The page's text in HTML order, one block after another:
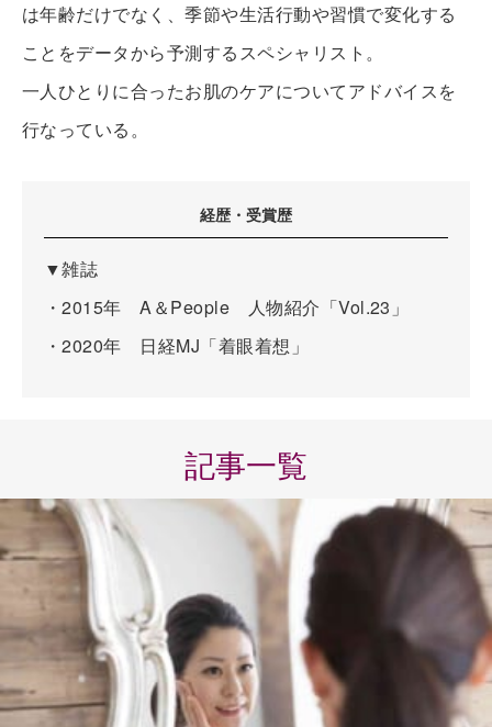
は年齢だけでなく、季節や生活行動や習慣で変化する
ことをデータから予測するスペシャリスト。
一人ひとりに合ったお肌のケアについてアドバイスを
行なっている。
経歴・受賞歴
▼雑誌
・2015年 A＆People 人物紹介「Vol.23」
・2020年 日経MJ「着眼着想」
記事一覧